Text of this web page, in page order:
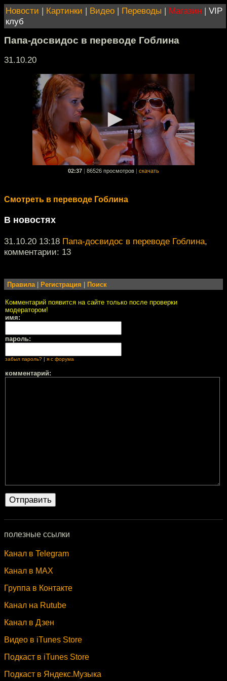
Новости | Картинки | Видео | Переводы | Магазин | VIP
клуб
Папа-досвидос в переводе Гоблина
31.10.20
02:37 86526 просмотров скачать
Смотреть в переводе Гоблина
В новостях
31.10.20 13:18 Папа-досвидос в переводе Гоблина,
комментарии: 13
Правила| Регистрация Поиск
Комментарий появится на сайте только после проверки
модератором!
имя:
пароль:
забыл пароль? я с форума
комментарий:
полезные ссылки
Канал в Telegram
Канал в MAX
Группа в Контакте
Канал на Rutube
Канал в Дзен
Видео в iTunes Store
Подкаст в iTunes Store
Подкаст в Яндекс.Музыка